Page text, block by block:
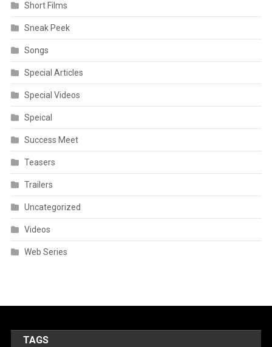
Short Films
Sneak Peek
Songs
Special Articles
Special Videos
Speical
Success Meet
Teasers
Trailers
Uncategorized
Videos
Web Series
TAGS